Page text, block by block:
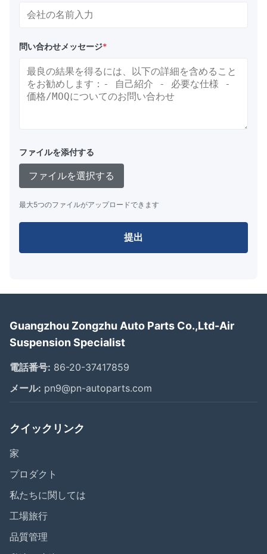
問い合わせメッセージ*
ファイルを添付する
ファイルを選択する
最大5つのファイルがアップロードできます
提出
Guangzhou Zongzhu Auto Parts Co.,Ltd-Air
Suspension Specialist
電話番号: 86-20-37417859
メール: pn9@pn-autoparts.com
クイックリンク
家
プロダクト
私たちに関しては
工場旅行
品質管理